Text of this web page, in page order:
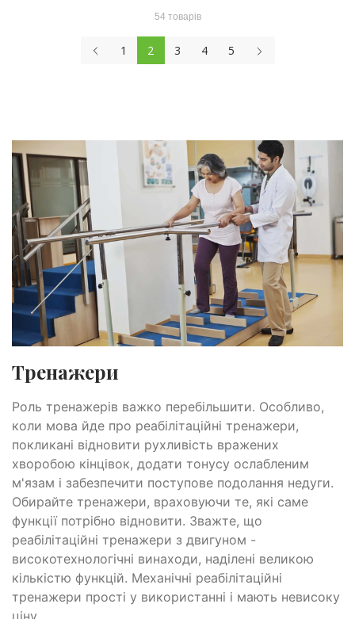
54 товарів
1 2 3 4 5
Тренажери
Роль тренажерів важко перебільшити. Особливо,
коли мова йде про реабілітаційні тренажери,
покликані відновити рухливість вражених
хворобою кінцівок, додати тонусу ослабленим
м'язам і забезпечити поступове подолання недуги.
Обирайте тренажери, враховуючи те, які саме
функції потрібно відновити. Зважте, що
реабілітаційні тренажери з двигуном -
високотехнологічні винаходи, наділені великою
кількістю функцій. Механічні реабілітаційні
тренажери прості у використанні і мають невисоку
ціну.